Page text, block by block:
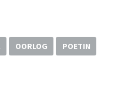
OORLOG POETIN